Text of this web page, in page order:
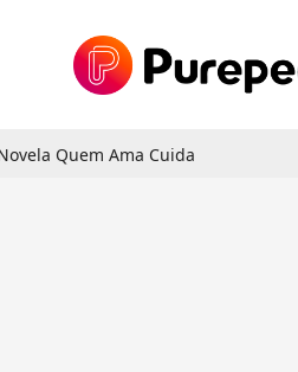
Quem Ama Cuida